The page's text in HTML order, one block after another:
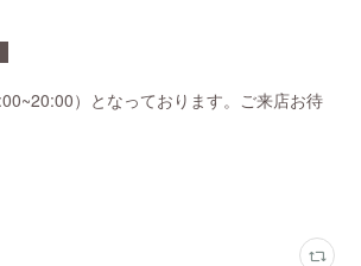
）となっております。ご来店お待